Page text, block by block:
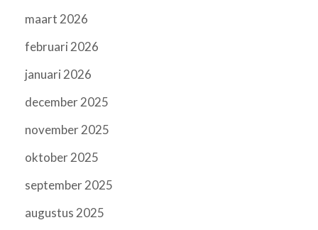
maart 2026
februari 2026
januari 2026
december 2025
november 2025
oktober 2025
september 2025
augustus 2025